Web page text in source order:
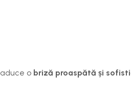
o briză proaspătă și